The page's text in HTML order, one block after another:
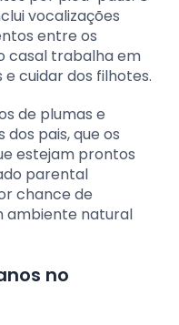
vocalizações
entre os
casal trabalha em
cuidar dos filhotes.
de plumas e
pais, que os
estejam prontos
parental
chance de
ambiente natural
no